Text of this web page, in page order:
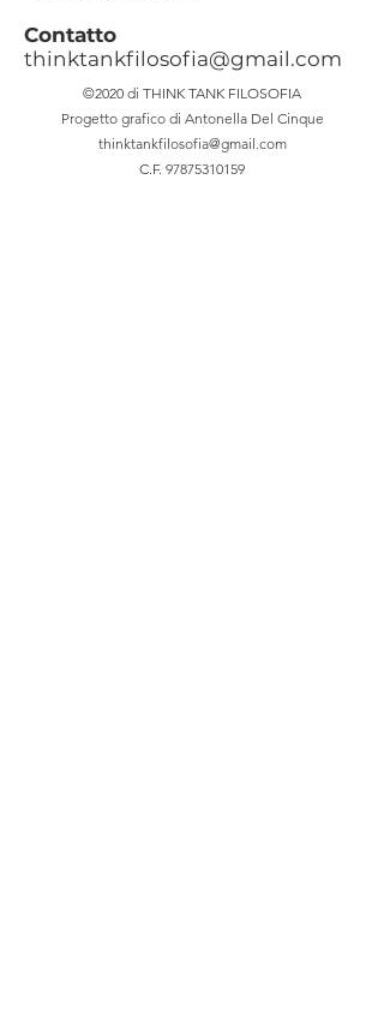
Contatto
thinktankfilosofia@gmail.com
©2020 di THINK TANK FILOSOFIA
Progetto grafico di Antonella Del Cinque
thinktankfilosofia@gmail.com
C.F. 97875310159